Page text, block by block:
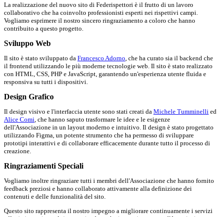
La realizzazione del nuovo sito di Federispettori è il frutto di un lavoro
collaborativo che ha coinvolto professionisti esperti nei rispettivi campi.
Vogliamo esprimere il nostro sincero ringraziamento a coloro che hanno
contribuito a questo progetto.
Sviluppo Web
Il sito è stato sviluppato da Francesco Adorno , che ha curato sia il backend che
il frontend utilizzando le più moderne tecnologie web. Il sito è stato realizzato
con HTML, CSS, PHP e JavaScript, garantendo un'esperienza utente fluida e
responsiva su tutti i dispositivi.
Design Grafico
Il design visivo e l'interfaccia utente sono stati creati da Michele Tumminelli ed
Alice Comi , che hanno saputo trasformare le idee e le esigenze
dell'Associazione in un layout moderno e intuitivo. Il design è stato progettato
utilizzando Figma, un potente strumento che ha permesso di sviluppare
prototipi interattivi e di collaborare efficacemente durante tutto il processo di
creazione.
Ringraziamenti Speciali
Vogliamo inoltre ringraziare tutti i membri dell'Associazione che hanno fornito
feedback preziosi e hanno collaborato attivamente alla definizione dei
contenuti e delle funzionalità del sito.
Questo sito rappresenta il nostro impegno a migliorare continuamente i servizi